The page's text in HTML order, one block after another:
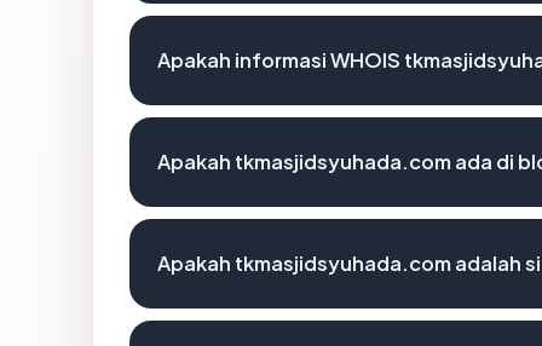
Apakah informasi WHOIS
Apakah tkmasjidsyuhada.com ada di
Apakah tkmasjidsyuhada.com adalah